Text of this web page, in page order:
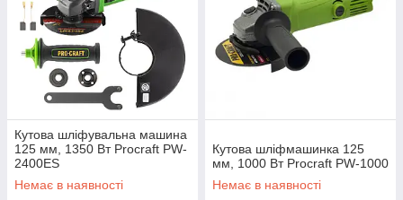
Кутова шліфувальна машина
125 мм, 1350 Вт Procraft PW-
2400ES
Немає в наявності
Кутова шліфмашинка 125
мм, 1000 Вт Procraft PW-1000
Немає в наявності